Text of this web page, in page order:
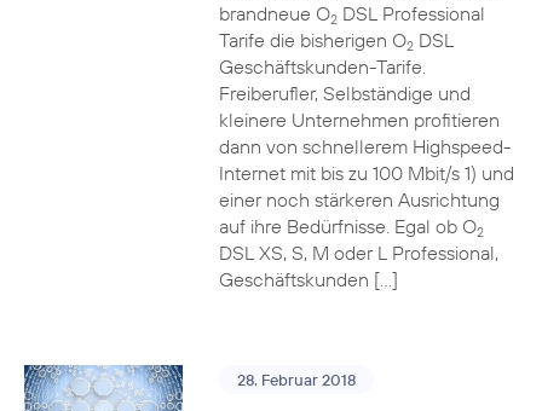
brandneue O2DSL Professional
Tarife die bisherigen O2DSL
Geschäftskunden-Tarife.
Freiberufler, Selbständige und
kleinere Unternehmen profitieren
dann von schnellerem Highspeed-
Internet mit bis zu 100 Mbit/s 1) und
einer noch stärkeren Ausrichtung
auf ihre Bedürfnisse. Egal ob O2
DSL XS, S, M oder L Professional,
Geschäftskunden […]
28. Februar 2018